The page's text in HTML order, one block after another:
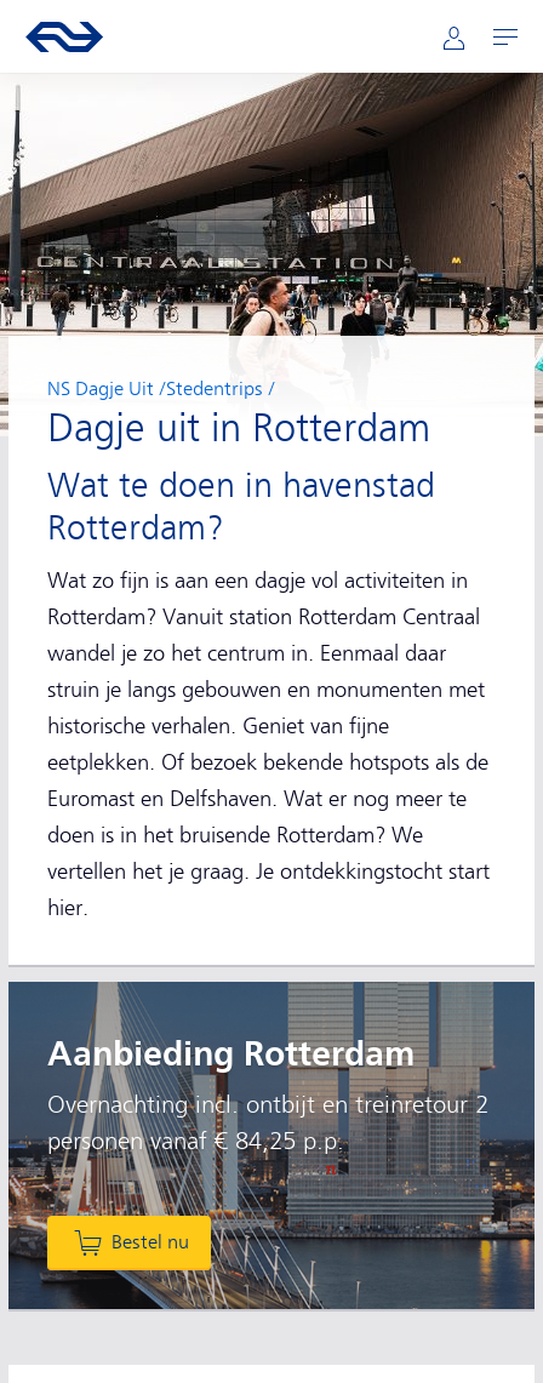
Hoofdnavigatie
Ga naar de homepage van ns.nl Mijn NS
Openen
NS Dagje Uit Stedentrips
Dagje uit in Rotterdam
Wat te doen in havenstad
Rotterdam?
Wat zo fijn is aan een dagje vol activiteiten in
Rotterdam? Vanuit station Rotterdam Centraal
wandel je zo het centrum in. Eenmaal daar
struin je langs gebouwen en monumenten met
historische verhalen. Geniet van fijne
eetplekken. Of bezoek bekende hotspots als de
Euromast en Delfshaven. Wat er nog meer te
doen is in het bruisende Rotterdam? We
vertellen het je graag. Je ontdekkingstocht start
hier.
Aanbieding Rotterdam
Overnachting incl. ontbijt en treinretour 2
personen vanaf € 84,25 p.p.
Bestel nu